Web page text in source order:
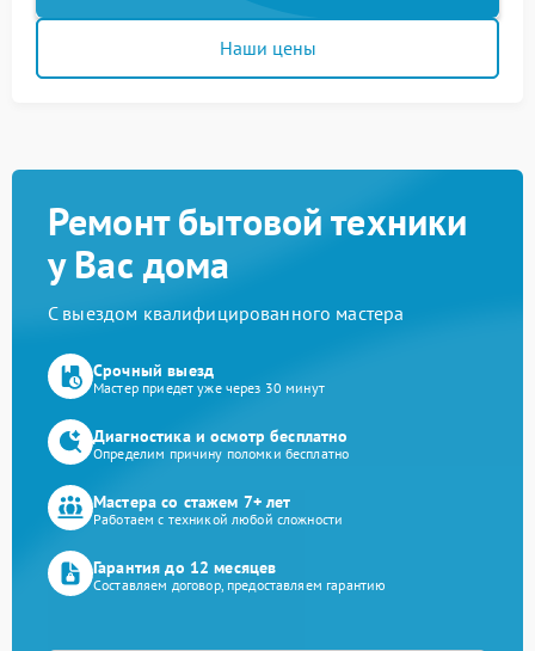
Наши цены
Ремонт бытовой техники
у Вас дома
С выездом квалифицированного мастера
Срочный выезд
Мастер приедет уже через 30 минут
Диагностика и осмотр бесплатно
Определим причину поломки бесплатно
Мастера со стажем 7+ лет
Работаем с техникой любой сложности
Гарантия до 12 месяцев
Составляем договор, предоставляем гарантию